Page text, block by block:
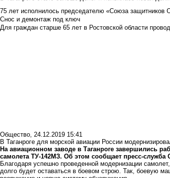
75 лет исполнилось председателю «Союза защитников
Снос и демонтаж под ключ
Для граждан старше 65 лет в Ростовской области
Общество, 24.12.2019 15:41
В Таганроге для морской авиации России
На авиационном заводе в Таганроге завершились
самолета ТУ-142МЗ. Об этом сообщает пресс-служба
Благодаря успешно проведенной модернизации
долго будет оставаться в боевом строю. Так, боевую